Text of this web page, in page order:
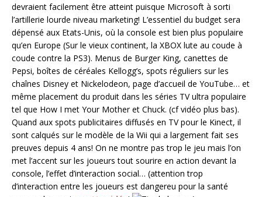
devraient facilement être atteint puisque Microsoft à sorti
l’artillerie lourde niveau marketing! L’essentiel du budget sera
dépensé aux Etats-Unis, où la console est bien plus populaire
qu’en Europe (Sur le vieux continent, la XBOX lute au coude à
coude contre la PS3). Menus de Burger King, canettes de
Pepsi, boîtes de céréales Kellogg’s, spots réguliers sur les
chaînes Disney et Nickelodeon, page d’accueil de YouTube… et
même placement du produit dans les séries TV ultra populaire
tel que How I met Your Mother et Chuck. (cf vidéo plus bas).
Quand aux spots publicitaires diffusés en TV pour le Kinect, il
sont calqués sur le modèle de la Wii qui a largement fait ses
preuves depuis 4 ans! On ne montre pas trop le jeu mais l’on
met l’accent sur les joueurs tout sourire en action devant la
console, l’effet d’interaction social… (attention trop
d’interaction entre les joueurs est dangereu pour la santé